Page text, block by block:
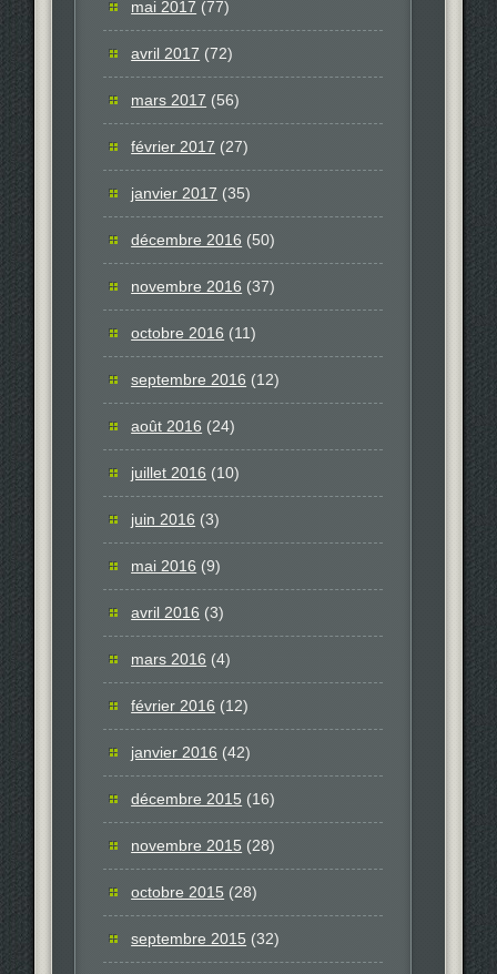
mai 2017 (77)
avril 2017 (72)
mars 2017 (56)
février 2017 (27)
janvier 2017 (35)
décembre 2016 (50)
novembre 2016 (37)
octobre 2016 (11)
septembre 2016 (12)
août 2016 (24)
juillet 2016 (10)
juin 2016 (3)
mai 2016 (9)
avril 2016 (3)
mars 2016 (4)
février 2016 (12)
janvier 2016 (42)
décembre 2015 (16)
novembre 2015 (28)
octobre 2015 (28)
septembre 2015 (32)